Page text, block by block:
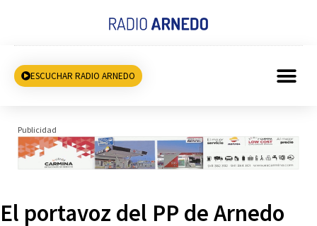
ESCUCHAR RADIO ARNEDO
Publicidad
El portavoz del PP de Arnedo